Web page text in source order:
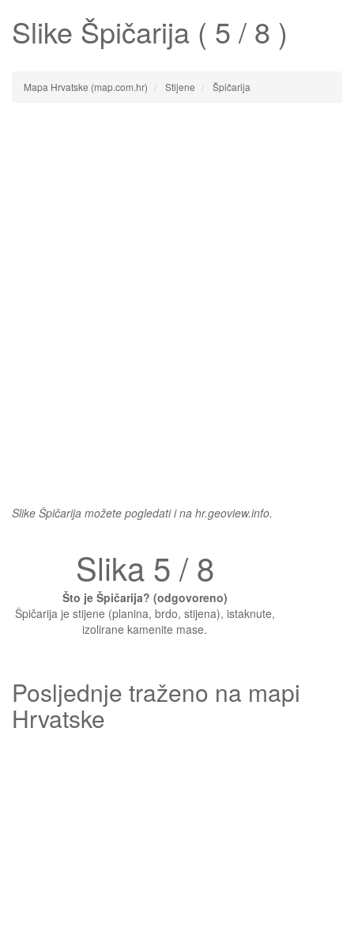
Slike Špičarija ( 5 / 8 )
Mapa Hrvatske (map.com.hr) Stijene Špičarija
Slike Špičarija možete pogledati i na hr.geoview.info.
Slika 5 / 8
Što je Špičarija? (odgovoreno)
Špičarija je stijene (planina, brdo, stijena), istaknute,
izolirane kamenite mase.
Posljednje traženo na mapi
Hrvatske